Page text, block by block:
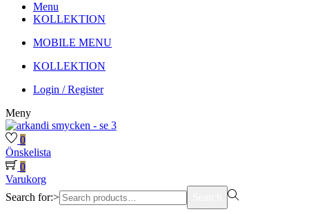
Menu
KOLLEKTION
MOBILE MENU
KOLLEKTION
Login / Register
Meny
0
Önskelista
0
Varukorg
Search for:>